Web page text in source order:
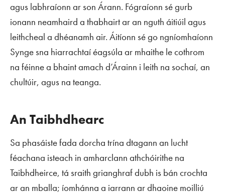
agus labhraíonn ar son Árann. Fógraíonn sé gurb
ionann neamhaird a thabhairt ar an nguth áitiúil agus
leithcheal a dhéanamh air. Áitíonn sé go ngníomhaíonn
Synge sna hiarrachtaí éagsúla ar mhaithe le cothrom
na féinne a bhaint amach d’Árainn i leith na sochaí, an
chultúir, agus na teanga.
An Taibhdhearc
Sa phasáiste fada dorcha trína dtagann an lucht
féachana isteach in amharclann athchóirithe na
Taibhdheirce, tá sraith grianghraf dubh is bán crochta
ar an mballa; íomhánna a iarrann ar dhaoine moilliú